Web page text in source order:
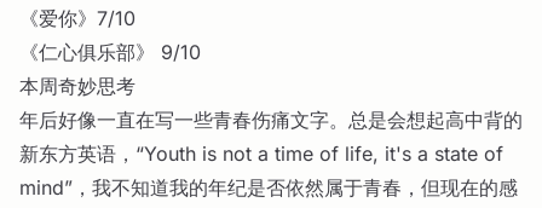
《爱你》7/10
《仁心俱乐部》 9/10
本周奇妙思考
年后好像一直在写一些青春伤痛文字。总是会想起高中背的
新东方英语，“Youth is not a time of life, it's a state of
mind”，我不知道我的年纪是否依然属于青春，但现在的感